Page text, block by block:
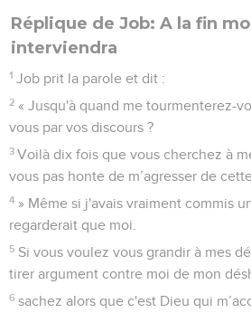
Réplique de Job: A la fin
interviendra
1 Job prit la parole et dit :
2 « Jusqu'à quand me tourmenterez-
vous par vos discours ?
3 Voilà dix fois que vous cherchez à
vous pas honte de m’agresser de
4 » Même si j'avais vraiment commis
regarderait que moi.
5 Si vous voulez vous grandir à mes
tirer argument contre moi de mon
6 sachez alors que c'est Dieu qui